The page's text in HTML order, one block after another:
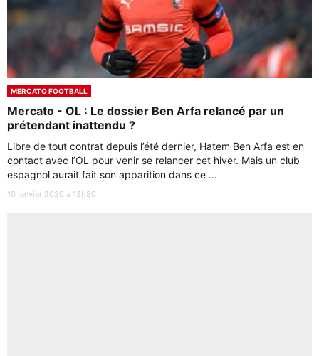
MERCATO FOOTBALL
Mercato - OL : Le dossier Ben Arfa relancé par un
prétendant inattendu ?
Libre de tout contrat depuis l’été dernier, Hatem Ben Arfa est en
contact avec l’OL pour venir se relancer cet hiver. Mais un club
espagnol aurait fait son apparition dans ce ...
10 janvier 2020 à 13h30